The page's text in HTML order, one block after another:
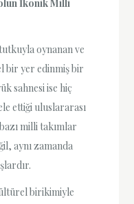
İkonik Milli
oynanan ve
bir yer edinmiş bir
sahnesi ise hiç
ettiği uluslararası
milli takımlar
aynı zamanda
birikimiyle